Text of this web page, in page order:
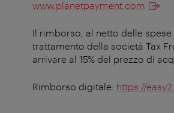
www.planetpayment.com
Il rimborso, al netto delle spese
trattamento della società Tax
arrivare al 15% del prezzo di
Rimborso digitale: https://